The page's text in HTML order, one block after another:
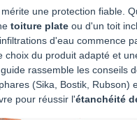
une protection fiable.
toiture plate ou d'un toit
d'eau commence
choix du produit adapté et
rassemble les conseils
(Sika, Bostik, Rubson)
pour réussir l'étanchéité